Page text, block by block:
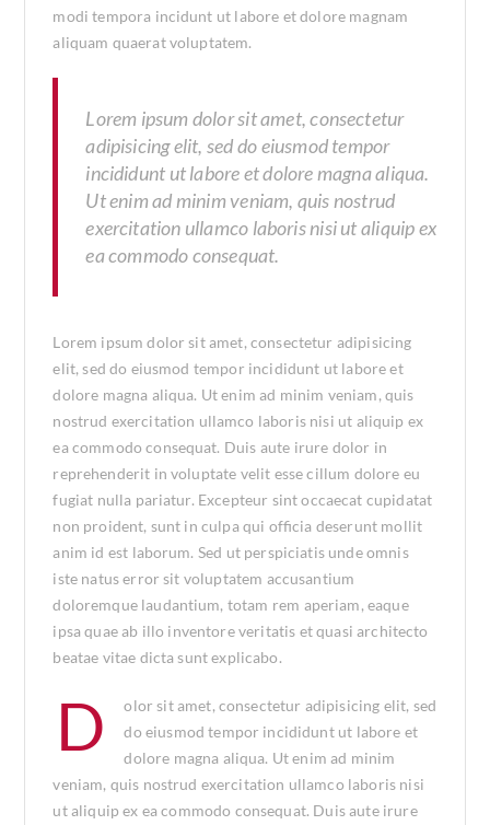
modi tempora incidunt ut labore et dolore magnam
aliquam quaerat voluptatem.
Lorem ipsum dolor sit amet, consectetur
adipisicing elit, sed do eiusmod tempor
incididunt ut labore et dolore magna aliqua.
Ut enim ad minim veniam, quis nostrud
exercitation ullamco laboris nisi ut aliquip ex
ea commodo consequat.
Lorem ipsum dolor sit amet, consectetur adipisicing
elit, sed do eiusmod tempor incididunt ut labore et
dolore magna aliqua. Ut enim ad minim veniam, quis
nostrud exercitation ullamco laboris nisi ut aliquip ex
ea commodo consequat. Duis aute irure dolor in
reprehenderit in voluptate velit esse cillum dolore eu
fugiat nulla pariatur. Excepteur sint occaecat cupidatat
non proident, sunt in culpa qui officia deserunt mollit
anim id est laborum. Sed ut perspiciatis unde omnis
iste natus error sit voluptatem accusantium
doloremque laudantium, totam rem aperiam, eaque
ipsa quae ab illo inventore veritatis et quasi architecto
beatae vitae dicta sunt explicabo.
D
olor sit amet, consectetur adipisicing elit, sed
do eiusmod tempor incididunt ut labore et
dolore magna aliqua. Ut enim ad minim
veniam, quis nostrud exercitation ullamco laboris nisi
ut aliquip ex ea commodo consequat. Duis aute irure